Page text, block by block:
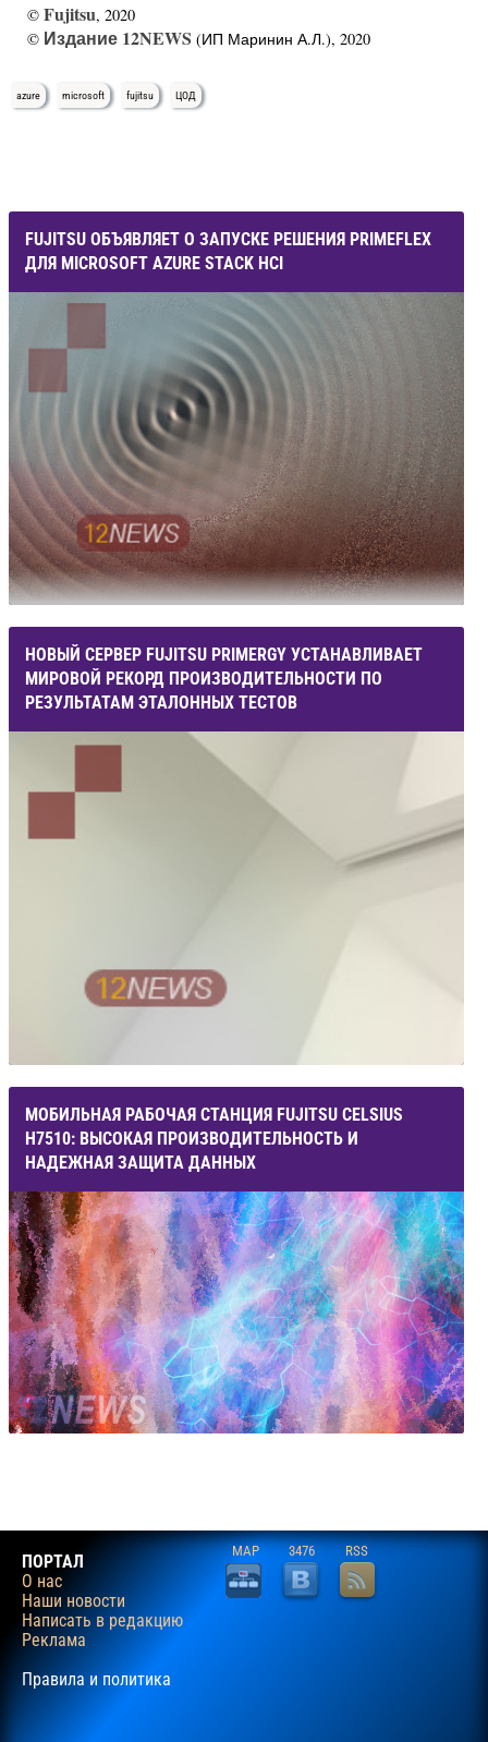
© Fujitsu, 2020
© Издание 12NEWS (ИП Маринин А.Л.), 2020
azure microsoft fujitsu ЦОД
FUJITSU ОБЪЯВЛЯЕТ О ЗАПУСКЕ РЕШЕНИЯ PRIMEFLEX
ДЛЯ MICROSOFT AZURE STACK HCI
НОВЫЙ СЕРВЕР FUJITSU PRIMERGY УСТАНАВЛИВАЕТ
МИРОВОЙ РЕКОРД ПРОИЗВОДИТЕЛЬНОСТИ ПО
РЕЗУЛЬТАТАМ ЭТАЛОННЫХ ТЕСТОВ
МОБИЛЬНАЯ РАБОЧАЯ СТАНЦИЯ FUJITSU CELSIUS
H7510: ВЫСОКАЯ ПРОИЗВОДИТЕЛЬНОСТЬ И
НАДЕЖНАЯ ЗАЩИТА ДАННЫХ
ПОРТАЛ
О нас
Наши новости
Написать в редакцию
Реклама
Правила и политика
MAP 3476 RSS